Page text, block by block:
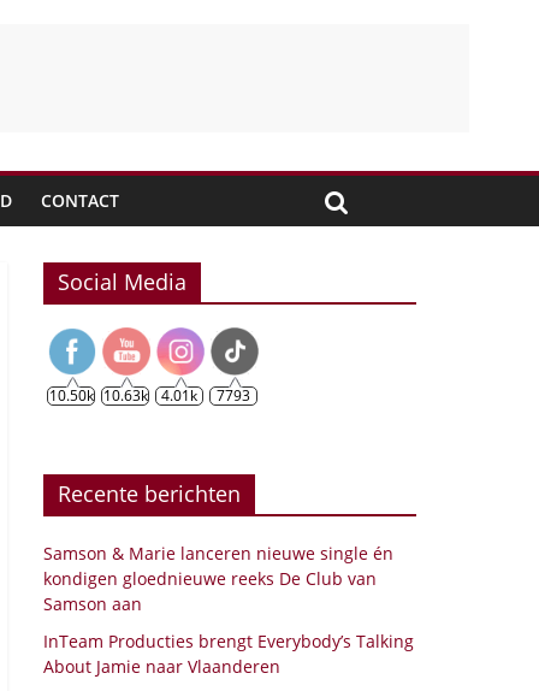
CONTACT
Social Media
10.50k 10.63k 4.01k 7793
Recente berichten
Samson & Marie lanceren nieuwe single én
kondigen gloednieuwe reeks De Club van
Samson aan
InTeam Producties brengt Everybody’s Talking
About Jamie naar Vlaanderen